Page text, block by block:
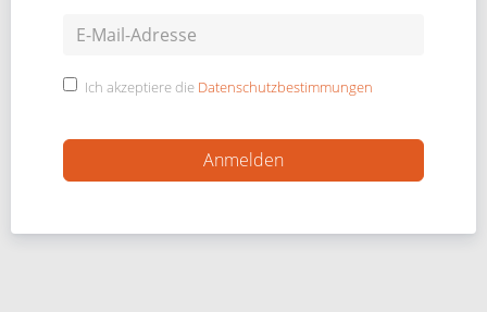
Ich akzeptiere die Datenschutzbestimmungen